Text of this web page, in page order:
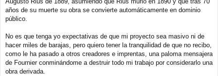
años de su muerte su obra se convierte automáticamente en dominio
público.
No es que tenga yo expectativas de que mi proyecto sea masivo ni de
hacer miles de barajas, pero quiero tener la tranquilidad de que no recibo,
como le ha pasado a otros creadores e imprentas, una paloma mensajera
de Fournier conminándome a destruir todo mi trabajo por considerarlo una
obra derivada.